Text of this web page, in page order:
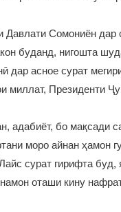
Давлати Сомониён дар
буданд, нигошта
дар асное сурат
миллат, Президенти
адабиёт, бо мақсади
моро айнан ҳамон
сурат гирифта буд,
оташи кину